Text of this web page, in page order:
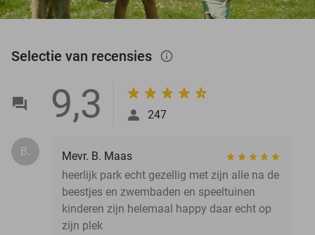
Selectie van recensies info_outlined
9,3 247
B.
Mevr. B. Maas
heerlijk park echt gezellig met zijn alle na de
beestjes en zwembaden en speeltuinen
kinderen zijn helemaal happy daar echt op
zijn plek